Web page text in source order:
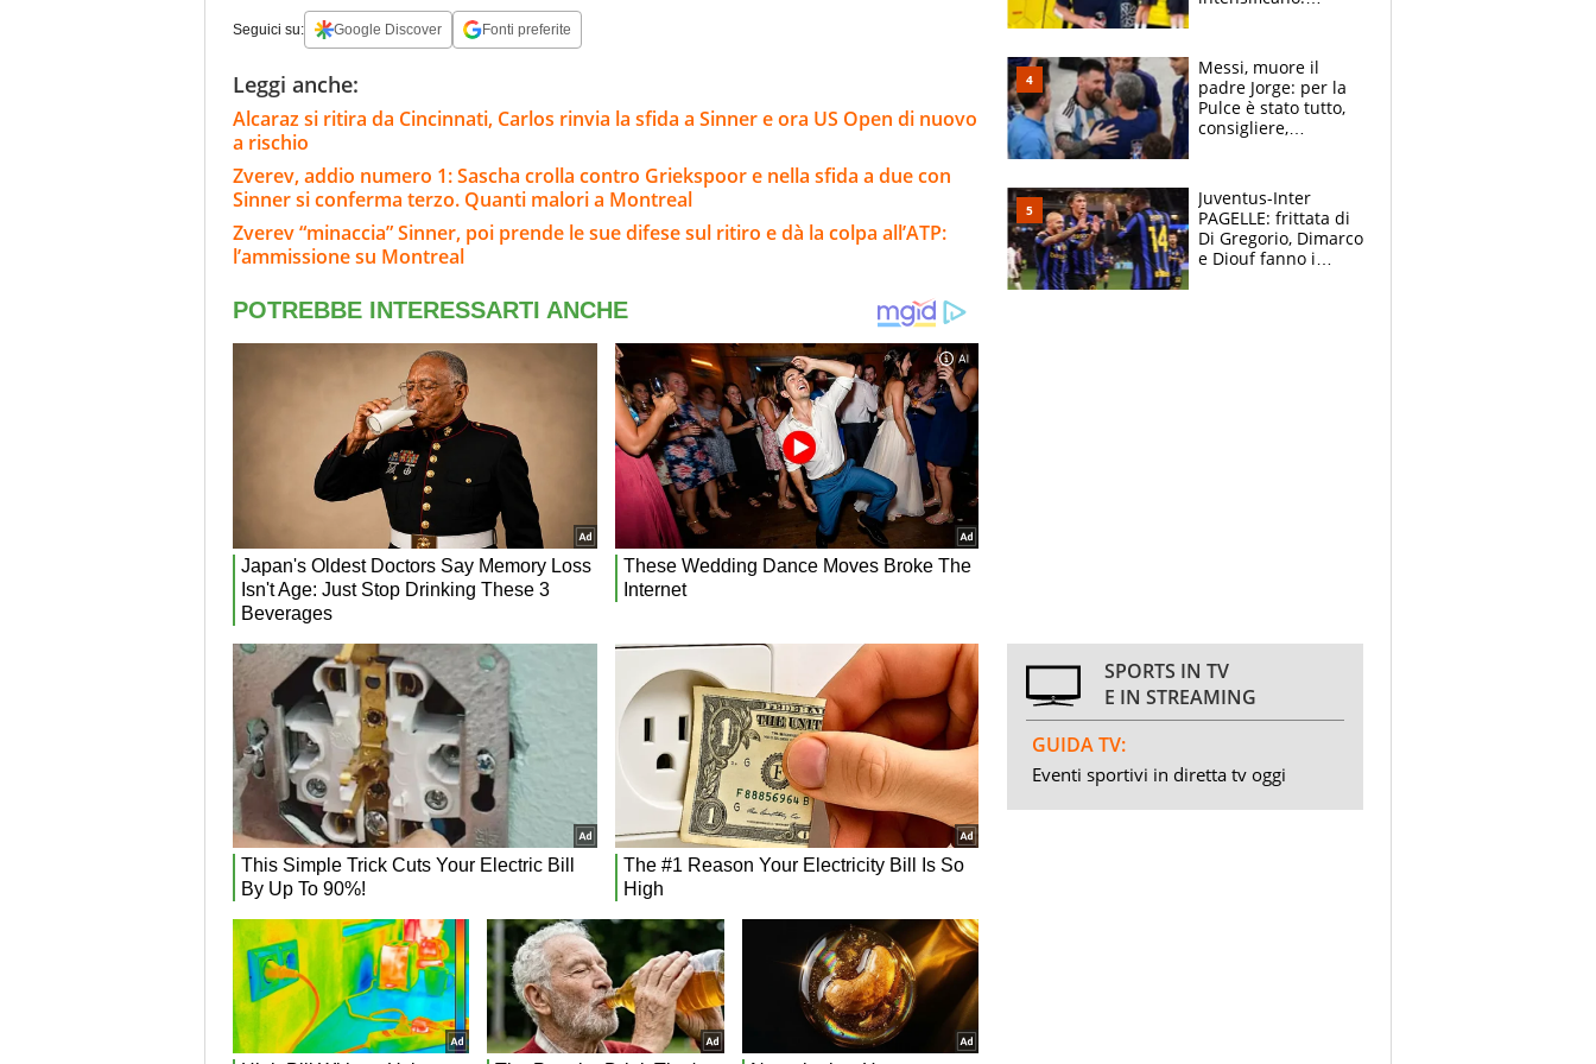
Seguici su: Google Discover Fonti preferite
Leggi anche:
Alcaraz si ritira da Cincinnati, Carlos rinvia la sfida a Sinner e ora US Open di nuovo
a rischio
Zverev, addio numero 1: Sascha crolla contro Griekspoor e nella sfida a due con
Sinner si conferma terzo. Quanti malori a Montreal
Zverev “minaccia” Sinner, poi prende le sue difese sul ritiro e dà la colpa all’ATP:
l’ammissione su Montreal
vuole la Roubaix
Messi, muore il
padre Jorge: per la
Pulce è stato tutto,
consigliere,
Juventus-Inter
PAGELLE: frittata di
Di Gregorio, Dimarco
e Diouf fanno i
SPORTS IN TV
E IN STREAMING
GUIDA TV:
Eventi sportivi in diretta tv oggi